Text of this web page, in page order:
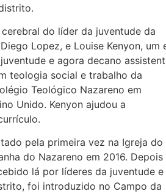
do líder da juventude da
Lopez, e Louise Kenyon, um
e agora decano
teologia social e trabalho da
Teológico Nazareno em
Unido. Kenyon ajudou a
pela primeira vez na Igreja do
do Nazareno em 2016. Depois
lá por líderes da juventude e
foi introduzido no Campo da